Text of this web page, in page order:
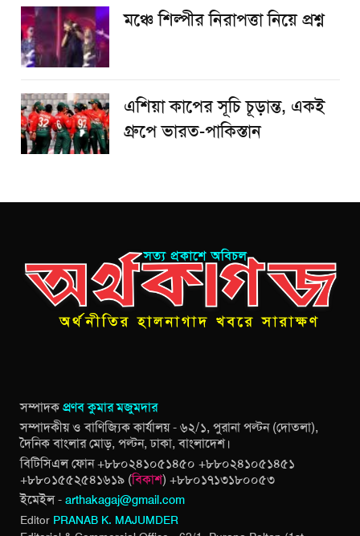
​মঞ্চে শিল্পীর নিরাপত্তা নিয়ে প্রশ্ন
এশিয়া কাপের সূচি চূড়ান্ত, একই
গ্রুপে ভারত-পাকিস্তান
সম্পাদকপ্রণব কুমার মজুমদার
সম্পাদকীয় ও বাণিজ্যিক কার্যালয় - ৬২/১, পুরানা পল্টন (দোতলা),
দৈনিক বাংলার মোড়, পল্টন, ঢাকা, বাংলাদেশ।
বিটিসিএল ফোন +৮৮০২৪১০৫১৪৫০ +৮৮০২৪১০৫১৪৫১
+৮৮০১৫৫২৫৪১৬১৯ (বিকাশ) +৮৮০১৭১৩১৮০০৫৩
ইমেইল - arthakagaj@gmail.com
Editor PRANAB K. MAJUMDER